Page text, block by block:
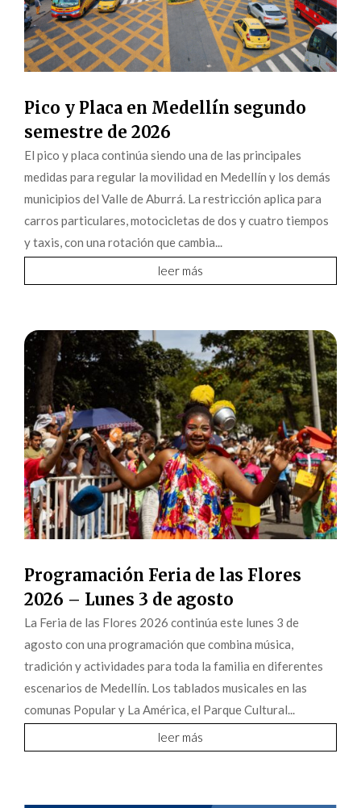
Pico y Placa en Medellín segundo
semestre de 2026
El pico y placa continúa siendo una de las principales
medidas para regular la movilidad en Medellín y los demás
municipios del Valle de Aburrá. La restricción aplica para
carros particulares, motocicletas de dos y cuatro tiempos
y taxis, con una rotación que cambia...
leer más
Programación Feria de las Flores
2026 – Lunes 3 de agosto
La Feria de las Flores 2026 continúa este lunes 3 de
agosto con una programación que combina música,
tradición y actividades para toda la familia en diferentes
escenarios de Medellín. Los tablados musicales en las
comunas Popular y La América, el Parque Cultural...
leer más